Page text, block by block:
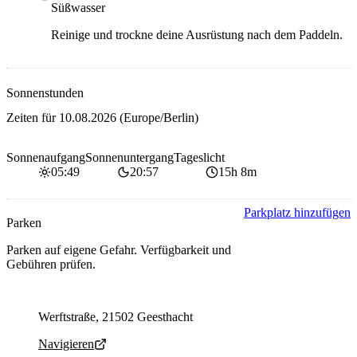
Süßwasser
Reinige und trockne deine Ausrüstung nach dem Paddeln.
Sonnenstunden
Zeiten für 10.08.2026 (Europe/Berlin)
Sonnenaufgang
05:49
Sonnenuntergang
20:57
Tageslicht
15h 8m
Parken
Parken auf eigene Gefahr. Verfügbarkeit und
Gebühren prüfen.
Parkplatz hinzufügen
Werftstraße, 21502 Geesthacht
Navigieren